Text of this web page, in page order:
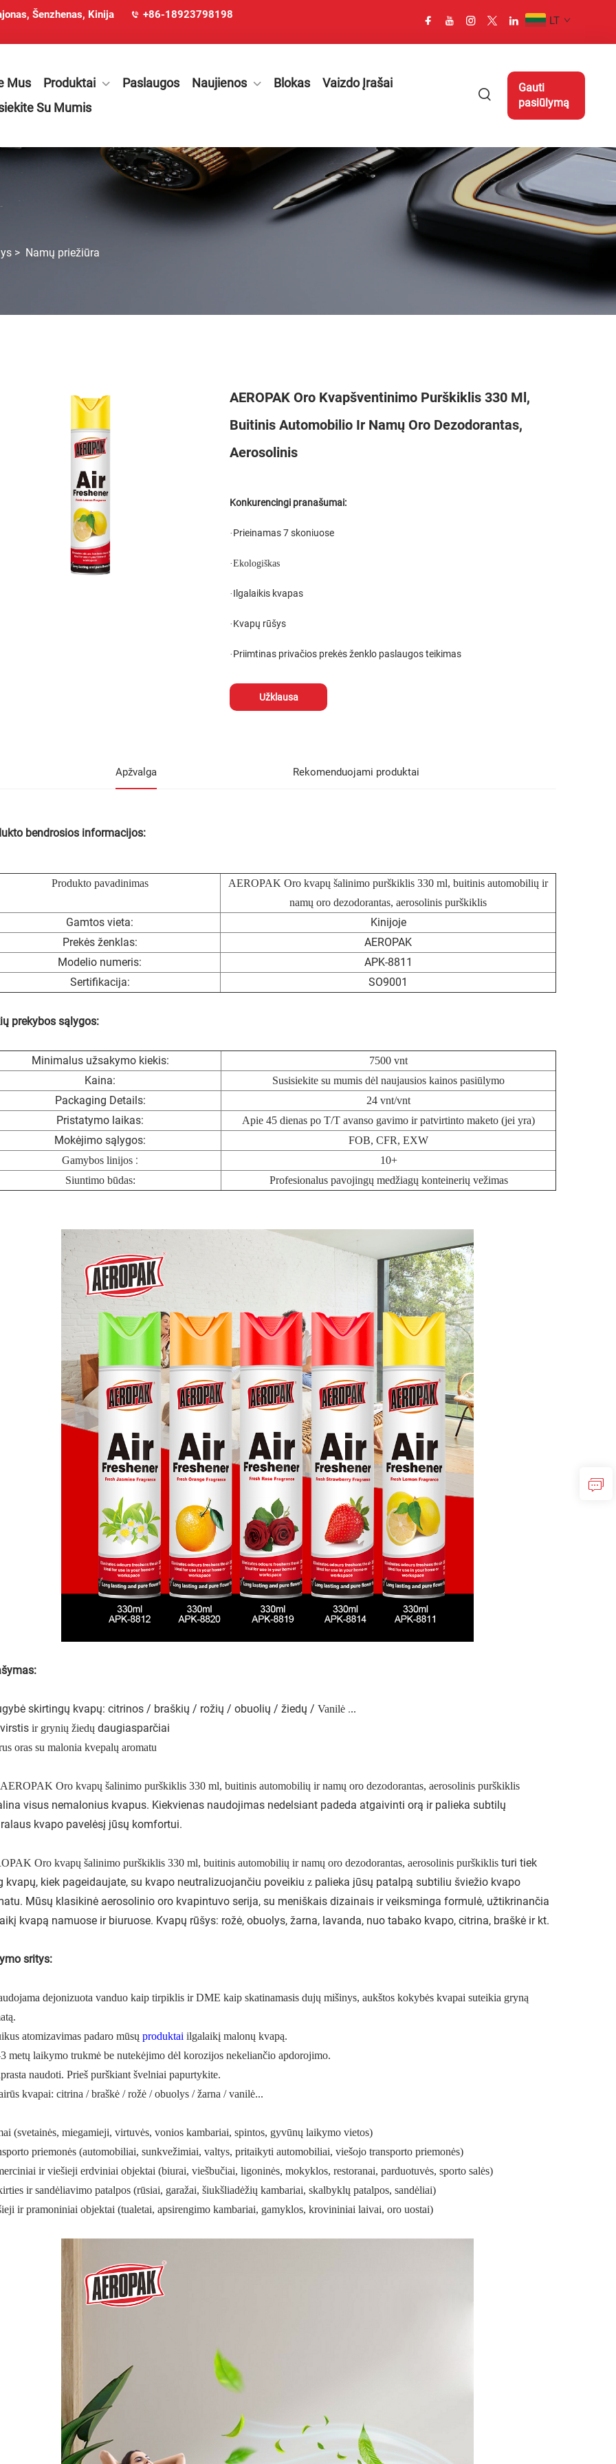
Šenzhenas, Kinija +86-18923798198 LT
Mus Produktai Paslaugos Naujienos Blokas
Vaizdo Įrašai
Su Mumis
Gauti
pasiūlymą
> Namų priežiūra
AEROPAK Oro Kvapšventinimo Purškiklis 330 Ml,
Buitinis Automobilio Ir Namų Oro Dezodorantas,
Aerosolinis
Konkurencingi pranašumai:
· Prieinamas 7 skoniuose
·Ekologiškas
· Ilgalaikis kvapas
· Kvapų rūšys
· Priimtinas privačios prekės ženklo paslaugos teikimas
Užklausa
Apžvalga Rekomenduojami produktai
bendrosios informacijos:
Produkto pavadinimas AEROPAK Oro kvapų šalinimo purškiklis 330 ml, buitinis automobilių ir
namų oro dezodorantas, aerosolinis purškiklis
Gamtos vieta:
Kinijoje
Prekės ženklas:
AEROPAK
Modelio numeris:
APK-8811
Sertifikacija:
SO9001
prekybos sąlygos:
Minimalus užsakymo kiekis: 7500 vnt
Kaina: Susisiekite su mumis dėl naujausios kainos pasiūlymo
Packaging Details: 24 vnt/vnt
Pristatymo laikas: Apie 45 dienas po T/T avanso gavimo ir patvirtinto maketo (jei yra)
Mokėjimo sąlygos:
FOB, CFR, EXW
Gamybos linijos :
10+
Siuntimo būdas:
Profesionalus pavojingų medžiagų konteinerių vežimas
skirtingų kvapų: citrinos / braškių / rožių / obuolių / žiedų / Vanilė ...
ir grynių žiedų daugiasparčiai
oras su malonia kvepalų aromatu
AEROPAK Oro kvapų šalinimo purškiklis 330 ml, buitinis automobilių ir namų oro dezodorantas, aerosolinis purškiklis
visus nemalonius kvapus. Kiekvienas naudojimas nedelsiant padeda atgaivinti orą ir palieka subtilų
kvapo pavelėsį jūsų komfortui.
Oro kvapų šalinimo purškiklis 330 ml, buitinis automobilių ir namų oro dezodorantas, aerosolinis purškiklis turi tiek
kvapų, kiek pageidaujate, su kvapo neutralizuojančiu poveikiu z palieka jūsų patalpą subtiliu šviežio kvapo
Mūsų klasikinė aerosolinio oro kvapintuvo serija, su meniškais dizainais ir veiksminga formulė, užtikrinančia
kvapą namuose ir biuruose. Kvapų rūšys: rožė, obuolys, žarna, lavanda, nuo tabako kvapo, citrina, braškė ir kt.
sritys:
dejonizuota vanduo kaip tirpiklis ir DME kaip skatinamasis dujų mišinys, aukštos kokybės kvapai suteikia gryną
atomizavimas padaro mūsų produktai ilgalaikį malonų kvapą.
metų laikymo trukmė be nutekėjimo dėl korozijos nekeliančio apdorojimo.
naudoti. Prieš purškiant švelniai papurtykite.
kvapai: citrina / braškė / rožė / obuolys / žarna / vanilė...
(svetainės, miegamieji, virtuvės, vonios kambariai, spintos, gyvūnų laikymo vietos)
priemonės (automobiliai, sunkvežimiai, valtys, pritaikyti automobiliai, viešojo transporto priemonės)
ir viešieji erdviniai objektai (biurai, viešbučiai, ligoninės, mokyklos, restoranai, parduotuvės, sporto salės)
ir sandėliavimo patalpos (rūsiai, garažai, šiukšliadėžių kambariai, skalbyklų patalpos, sandėliai)
ir pramoniniai objektai (tualetai, apsirengimo kambariai, gamyklos, krovininiai laivai, oro uostai)